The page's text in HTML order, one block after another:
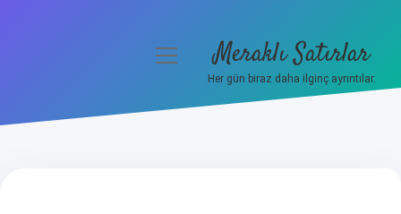
menüyü
Meraklı Satırlar
Her gün biraz daha ilginç ayrıntılar.